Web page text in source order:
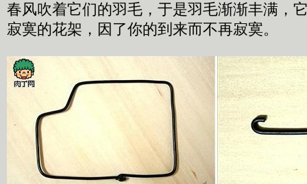
春风吹着它们的羽毛，于是羽毛渐渐丰满，
寂寞的花架，因了你的到来而不再寂寞。